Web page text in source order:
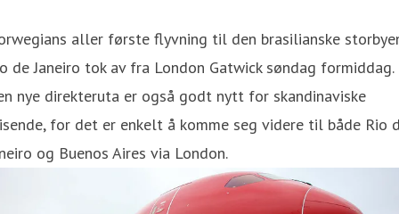
aller første flyvning til den brasilianske
de Janeiro tok av fra London Gatwick søndag formiddag.
nye direkteruta er også godt nytt for skandinaviske
for det er enkelt å komme seg videre til både Rio
og Buenos Aires via London.